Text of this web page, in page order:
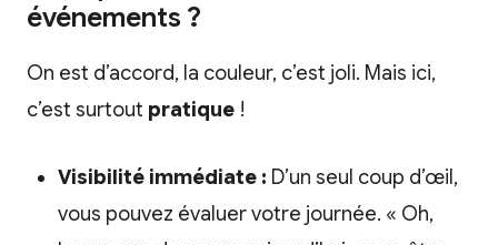
événements ?
On est d’accord, la couleur, c’est joli. Mais ici,
c’est surtout pratique !
Visibilité immédiate : D’un seul coup d’œil,
vous pouvez évaluer votre journée. « Oh,